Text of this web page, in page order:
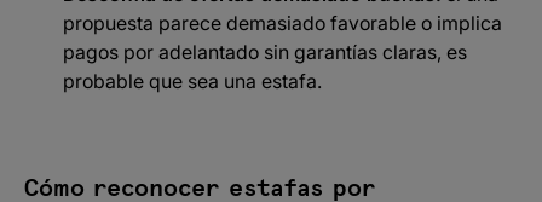
propuesta parece demasiado favorable o implica
pagos por adelantado sin garantías claras, es
probable que sea una estafa.​
Cómo reconocer estafas por